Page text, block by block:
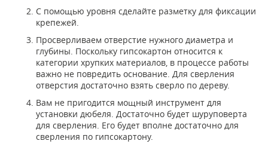
С помощью уровня сделайте разметку для фиксации
крепежей.
Просверливаем отверстие нужного диаметра и
глубины. Поскольку гипсокартон относится к
категории хрупких материалов, в процессе работы
важно не повредить основание. Для сверления
отверстия достаточно взять сверло по дереву.
Вам не пригодится мощный инструмент для
установки дюбеля. Достаточно будет шуруповерта
для сверления. Его будет вполне достаточно для
сверления по гипсокартону.